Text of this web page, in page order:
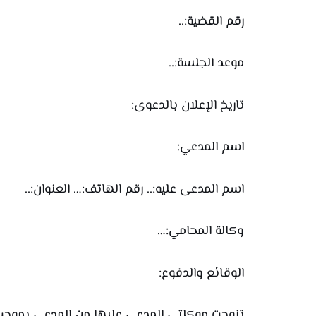
رقم القضية:..
موعد الجلسة:..
تاريخ الإعلان بالدعوى:
اسم المدعي:
اسم المدعى عليه:.. رقم الهاتف:… العنوان:..
وكالة المحامي:…
الوقائع والدفوع: